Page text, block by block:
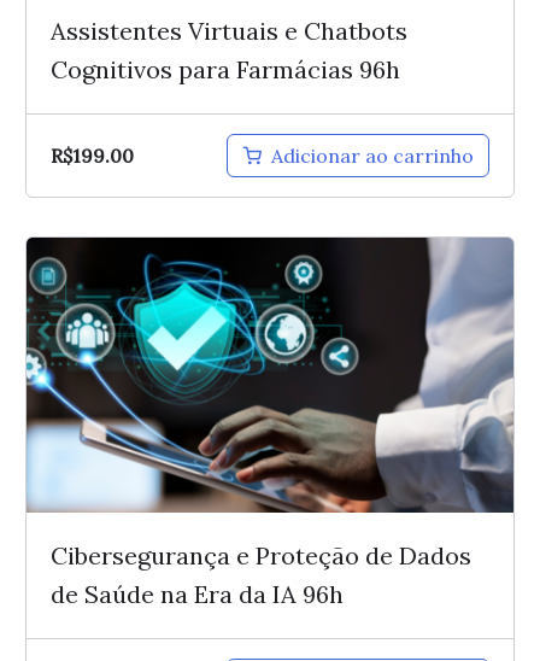
Assistentes Virtuais e Chatbots
Cognitivos para Farmácias 96h
R$199.00 Adicionar ao carrinho
Cibersegurança e Proteção de Dados
de Saúde na Era da IA 96h